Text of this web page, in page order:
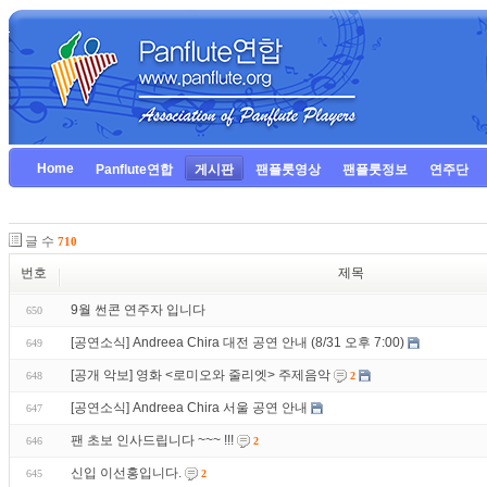
Home Panflute연합 게시판 팬플룻영상 팬플룻정보 연주단
글 수 710
번호 제목
650 9월 썬콘 연주자 입니다
649 [공연소식] Andreea Chira 대전 공연 안내 (8/31 오후 7:00)
648 [공개 악보] 영화 <로미오와 줄리엣> 주제음악 2
647 [공연소식] Andreea Chira 서울 공연 안내
646 팬 초보 인사드립니다 ~~~ !!! 2
645 신입 이선홍입니다. 2